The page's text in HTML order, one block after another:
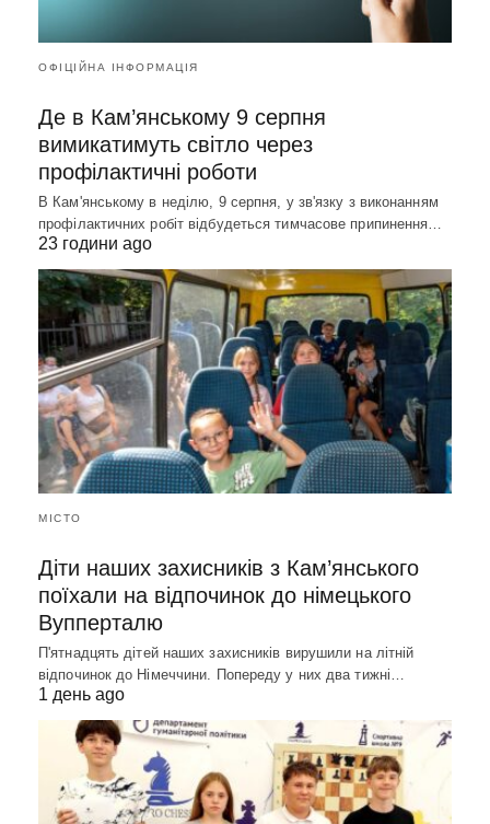
ОФІЦІЙНА ІНФОРМАЦІЯ
Де в Кам’янському 9 серпня
вимикатимуть світло через
профілактичні роботи
В Кам'янському в неділю, 9 серпня, у зв'язку з виконанням
профілактичних робіт відбудеться тимчасове припинення…
23 години ago
МІСТО
Діти наших захисників з Кам’янського
поїхали на відпочинок до німецького
Вупперталю
П'ятнадцять дітей наших захисників вирушили на літній
відпочинок до Німеччини. Попереду у них два тижні…
1 день ago